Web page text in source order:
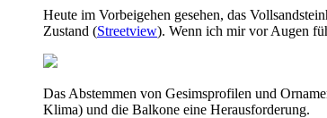
Heute im Vorbeigehen gesehen, das
Zustand (Streetview). Wenn ich mir vor Augen
Das Abstemmen von Gesimsprofilen und
Klima) und die Balkone eine Herausforderung.